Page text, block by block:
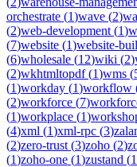
orchestrate (1)wave (2)
(2)web-development (1)
(7)website (1)website-
(6)wholesale (12)wiki (2)
(2)wkhtmltopdf(1)wms (
(1)workday (1)workflow
(2)workforce (7)
(1)workplace (1)
(4)xml (1)xml-rpc (3)
(2)zero-trust (3)zoho (2)
(1)zoho-one (1)zustand (1